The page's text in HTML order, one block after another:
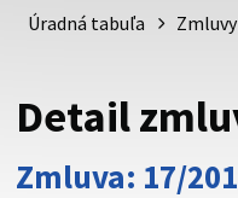
psk.sk.
Buďte pozorní a vždy sa
cez zabezpečenú
vždy začína https:// pred
Úradná tabuľa
Detail
Zmluva: 17/